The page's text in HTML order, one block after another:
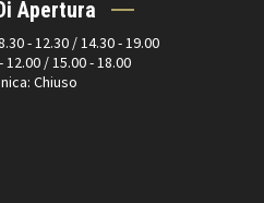
Apertura
- 12.30 / 14.30 - 19.00
/ 15.00 - 18.00
Chiuso